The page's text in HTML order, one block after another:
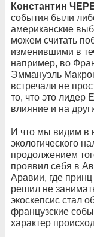
Константин
события были
американские
можем считать
изменившими в
например, во
Эммануэль
встречали не
то, что это лидер
влияние и на
И что мы видим в
экологического
продолжением
проявил себя в
Аравии, где
решил не
экоскепсис стал
французские
характер